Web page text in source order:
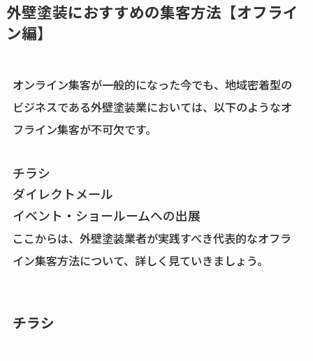
外壁塗装におすすめの集客方法【オフライ
ン編】
オンライン集客が一般的になった今でも、地域密着型の
ビジネスである外壁塗装業においては、以下のようなオ
フライン集客が不可欠です。
チラシ
ダイレクトメール
イベント・ショールームへの出展
ここからは、外壁塗装業者が実践すべき代表的なオフラ
イン集客方法について、詳しく見ていきましょう。
チラシ